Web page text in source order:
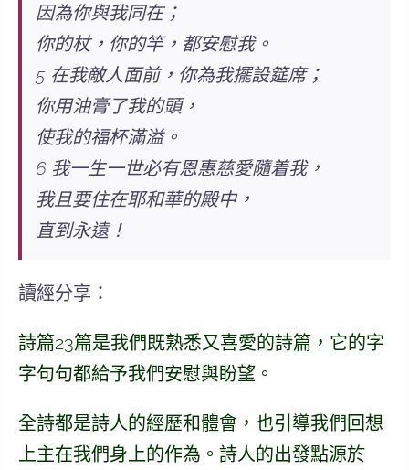
因為你與我同在；
你的杖，你的竿，都安慰我。
5 在我敵人面前，你為我擺設筵席；
你用油膏了我的頭，
使我的福杯滿溢。
6 我一生一世必有恩惠慈愛隨着我，
我且要住在耶和華的殿中，
直到永遠！
讀經分享：
詩篇23篇是我們既熟悉又喜愛的詩篇，它的字
字句句都給予我們安慰與盼望。
全詩都是詩人的經歷和體會，也引導我們回想
上主在我們身上的作為。詩人的出發點源於